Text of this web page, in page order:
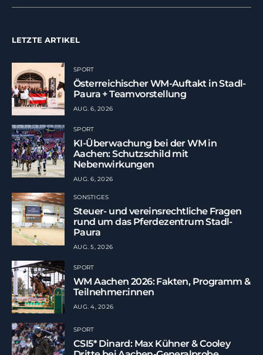
LETZTE ARTIKEL
SPORT
Österreichischer WM-Auftakt in Stadl-
Paura + Teamvorstellung
AUG. 6, 2026
SPORT
KI-Überwachung bei der WM in
Aachen: Schutzschild mit
Nebenwirkungen
AUG. 6, 2026
SONSTIGES
Steuer- und vereinsrechtliche Fragen
rund um das Pferdezentrum Stadl-
Paura
AUG. 5, 2026
SPORT
WM Aachen 2026: Fakten, Programm &
Teilnehmer:innen
AUG. 4, 2026
SPORT
CSI5* Dinard: Max Kühner & Cooley